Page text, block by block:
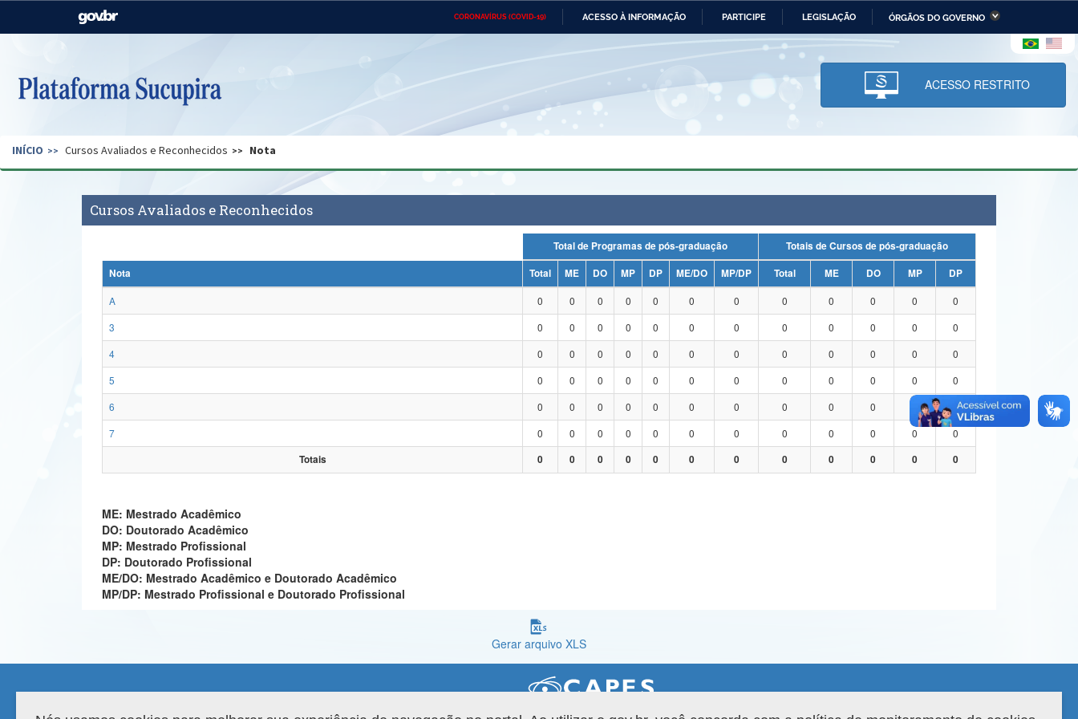
CORONAVÍRUS (COVID-19) ACESSO À INFORMAÇÃO PARTICIPE LEGISLAÇÃO ÓRGÃOS DO GOVERNO
Casa Civil Ministério das Relações Ministério da Economia Ministério da Infraestrutura
Pecuária e Abastecimento
Ministério da Ciência,
Tecnologia, Inovações e
Comunicações
Ministério do Desenvolvimento
Regional e dos Direitos Humanos
Secretaria de Governo Gabinete de Segurança Advocacia-Geral da União Banco Central do Brasil Planalto
ACESSO RESTRITO
INÍCIO Cursos Avaliados e Reconhecidos Nota
Cursos Avaliados e Reconhecidos
Total de Programas de pós-graduação
Totais de Cursos de pós-graduação
Nota
Total ME DO MP DP ME/DO MP/DP Total ME DO MP
DP
A
0 0 0 0 0 0 0 0 0 0 0
0
3
0 0 0 0 0 0 0 0 0 0 0
0
4
0 0 0 0 0 0 0 0 0 0 0
0
5
0 0 0 0 0 0 0 0 0 0 0
0
6
0 0 0 0 0 0 0 0 0 0
0
7
0 0 0 0 0 0 0 0 0 0 0
0
Totais
0 0 0 0 0 0 0 0 0 0 0 0
ME: Mestrado Acadêmico
DO: Doutorado Acadêmico
MP: Mestrado Profissional
DP: Doutorado Profissional
ME/DO: Mestrado Acadêmico e Doutorado Acadêmico
MP/DP: Mestrado Profissional e Doutorado Profissional
Gerar arquivo XLS